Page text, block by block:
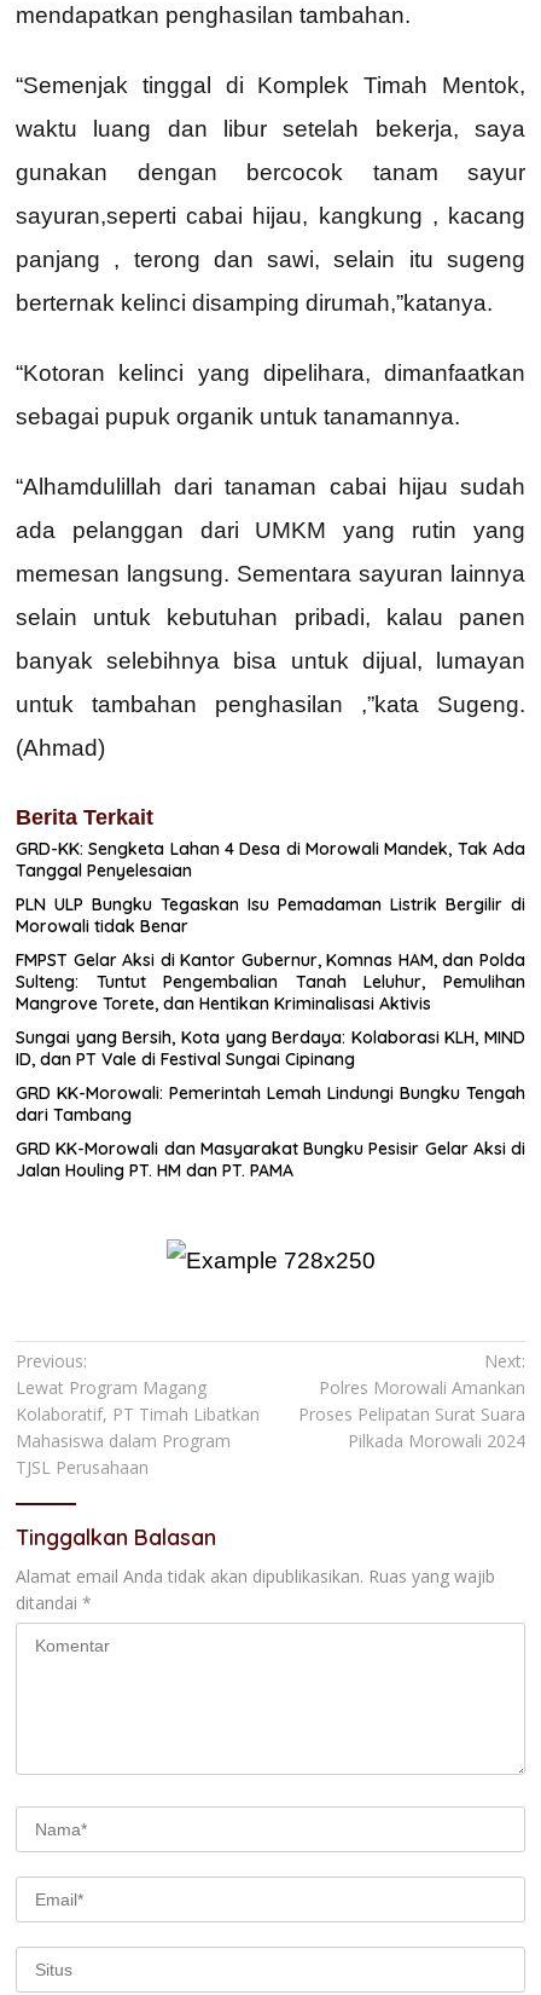
mendapatkan penghasilan tambahan.
“Semenjak tinggal di Komplek Timah Mentok,
waktu luang dan libur setelah bekerja, saya
gunakan dengan bercocok tanam sayur
sayuran,seperti cabai hijau, kangkung , kacang
panjang , terong dan sawi, selain itu sugeng
berternak kelinci disamping dirumah,”katanya.
“Kotoran kelinci yang dipelihara, dimanfaatkan
sebagai pupuk organik untuk tanamannya.
“Alhamdulillah dari tanaman cabai hijau sudah
ada pelanggan dari UMKM yang rutin yang
memesan langsung. Sementara sayuran lainnya
selain untuk kebutuhan pribadi, kalau panen
banyak selebihnya bisa untuk dijual, lumayan
untuk tambahan penghasilan ,”kata Sugeng.
(Ahmad)
Berita Terkait
GRD-KK: Sengketa Lahan 4 Desa di Morowali Mandek, Tak Ada
Tanggal Penyelesaian
PLN ULP Bungku Tegaskan Isu Pemadaman Listrik Bergilir di
Morowali tidak Benar
FMPST Gelar Aksi di Kantor Gubernur, Komnas HAM, dan Polda
Sulteng: Tuntut Pengembalian Tanah Leluhur, Pemulihan
Mangrove Torete, dan Hentikan Kriminalisasi Aktivis
Sungai yang Bersih, Kota yang Berdaya: Kolaborasi KLH, MIND
ID, dan PT Vale di Festival Sungai Cipinang
GRD KK-Morowali: Pemerintah Lemah Lindungi Bungku Tengah
dari Tambang
GRD KK-Morowali dan Masyarakat Bungku Pesisir Gelar Aksi di
Jalan Houling PT. HM dan PT. PAMA
Navigasi
pos
Previous:
Lewat Program Magang
Kolaboratif, PT Timah Libatkan
Mahasiswa dalam Program
TJSL Perusahaan
Next:
Polres Morowali Amankan
Proses Pelipatan Surat Suara
Pilkada Morowali 2024
Tinggalkan Balasan
Alamat email Anda tidak akan dipublikasikan. Ruas yang wajib
ditandai *